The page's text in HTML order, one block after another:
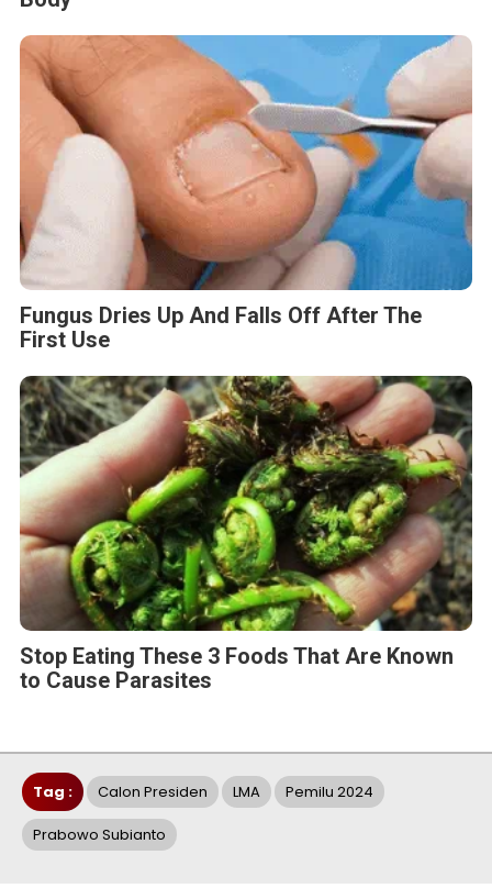
Fungus Dries Up And Falls Off After The
First Use
Stop Eating These 3 Foods That Are Known
to Cause Parasites
Tag : Calon Presiden LMA Pemilu 2024
Prabowo Subianto